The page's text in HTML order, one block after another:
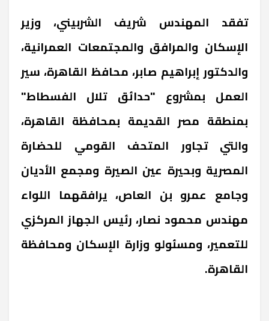
تفقد المهندس شريف الشربيني، وزير
الإسكان والمرافق والمجتمعات العمرانية،
والدكتور إبراهيم صابر، محافظ القاهرة، سير
العمل بمشروع "حدائق تلال الفسطاط"
بمنطقة مصر القديمة بمحافظة القاهرة،
والتي تجاور المتحف القومي للحضارة
المصرية وبحيرة عين الصيرة ومجمع الأديان
وجامع عمرو بن العاص، يرافقهما اللواء
مهندس محمود نصار، رئيس الجهاز المركزي
للتعمير، ومسئولو وزارة الإسكان ومحافظة
القاهرة.